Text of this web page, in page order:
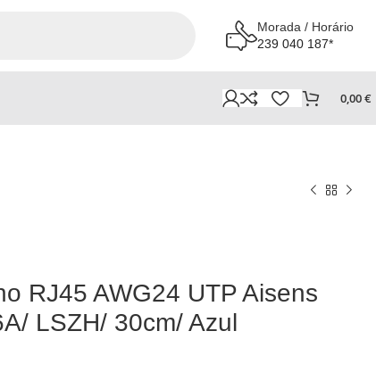
Morada / Horário
239 040 187*
0,00€
RJ45 AWG24 UTP Aisens
LSZH/ 30cm/ Azul